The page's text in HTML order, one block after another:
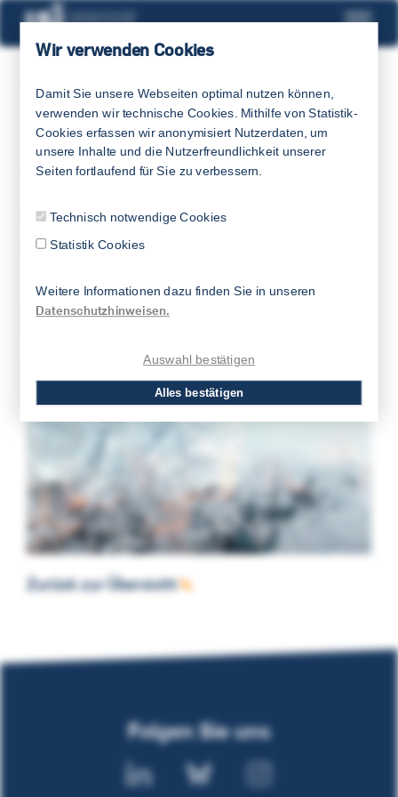
Wir verwenden Cookies
Damit Sie unsere Webseiten optimal nutzen können,
verwenden wir technische Cookies. Mithilfe von Statistik-
Cookies erfassen wir anonymisiert Nutzerdaten, um
unsere Inhalte und die Nutzerfreundlichkeit unserer
Seiten fortlaufend für Sie zu verbessern.
Technisch notwendige Cookies
Statistik Cookies
Weitere Informationen dazu finden Sie in unseren
Datenschutzhinweisen.
Auswahl bestätigen
Alles bestätigen
19.12.2025
Weihnachten & Neujahr
Winterferien
Das LSI macht Winterferien, wir sind ab dem
Zurück zur Übersicht
Folgen Sie uns